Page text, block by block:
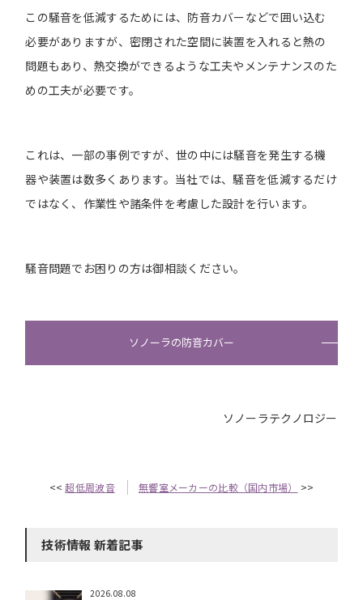
この騒音を低減するためには、防音カバーなどで囲い込む
必要がありますが、密閉された空間に装置を入れると熱の
問題もあり、熱交換ができるような工夫やメンテナンスのた
めの工夫が必要です。
これは、一部の事例ですが、世の中には騒音を発生する機
器や装置は数多くあります。当社では、騒音を低減するだけ
ではなく、作業性や諸条件を考慮した設計を行います。
騒音問題でお困りの方は御相談ください。
ソノーラの防音カバー
ソノーラテクノロジー
<<超低周波音 無響室メーカーの比較（国内市場） >>
技術情報 新着記事
2026.08.08